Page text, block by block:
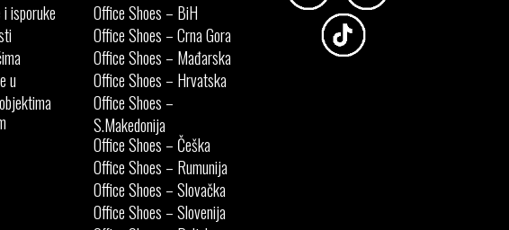
isporuke
u
Office Shoes – BiH
Office Shoes – Crna Gora
Office Shoes – Mađarska
Office Shoes – Hrvatska
Office Shoes –
S.Makedonija
Office Shoes – Češka
Office Shoes – Rumunija
Office Shoes – Slovačka
Office Shoes – Slovenija